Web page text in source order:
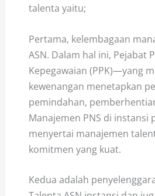
talenta yaitu;
Pertama, kelembagaan
ASN. Dalam hal ini, Pejabat
Kepegawaian (PPK)—yang
kewenangan menetapkan
pemindahan,
Manajemen PNS di instansi
menyertai manajemen
komitmen yang kuat.
Kedua adalah